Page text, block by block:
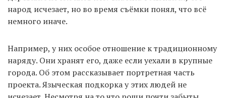
народ исчезает, но во время съёмки понял, что всё
немного иначе.
Например, у них особое отношение к традиционному
наряду. Они хранят его, даже если уехали в крупные
города. Об этом рассказывает портретная часть
проекта. Языческая подкорка у этих людей не